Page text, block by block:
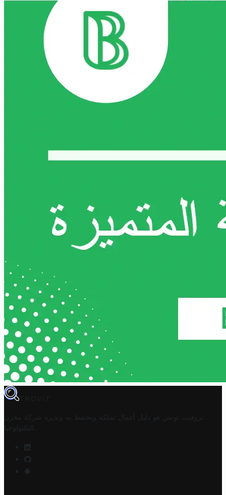
TROVIT
تروفيت تونس هو دليل أعمال تملكه وتحتفظ به وتديره
شركة مخزن
التكنولوجيا